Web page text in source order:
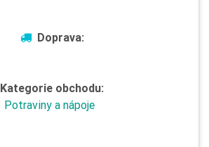
Doprava:
Kategorie obchodu:
Potraviny a nápoje